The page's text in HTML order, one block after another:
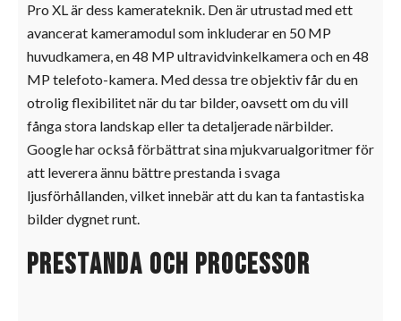
Pro XL är dess kamerateknik. Den är utrustad med ett
avancerat kameramodul som inkluderar en 50 MP
huvudkamera, en 48 MP ultravidvinkelkamera och en 48
MP telefoto-kamera. Med dessa tre objektiv får du en
otrolig flexibilitet när du tar bilder, oavsett om du vill
fånga stora landskap eller ta detaljerade närbilder.
Google har också förbättrat sina mjukvarualgoritmer för
att leverera ännu bättre prestanda i svaga
ljusförhållanden, vilket innebär att du kan ta fantastiska
bilder dygnet runt.
Prestanda och processor